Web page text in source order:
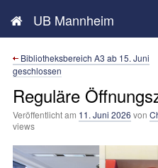
UB Mannheim
Neues aus
Bibliotheksbereich A3 ab 15. Juni
geschlossen
Reguläre
Veröffentlicht am 11. Juni 2026 von
views